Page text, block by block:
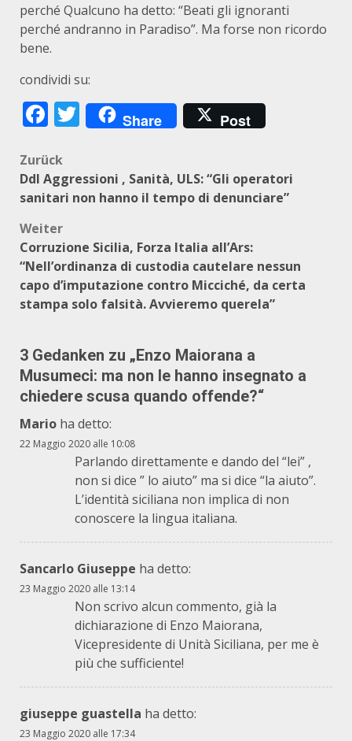
perché Qualcuno ha detto: “Beati gli ignoranti
perché andranno in Paradiso”. Ma forse non ricordo
bene.
condividi su:
Facebook
Twitter
Share Post
Beitragsnavigation
Zurück
Ddl Aggressioni , Sanità, ULS: “Gli operatori
sanitari non hanno il tempo di denunciare”
Weiter
Corruzione Sicilia, Forza Italia all’Ars:
“Nell’ordinanza di custodia cautelare nessun
capo d’imputazione contro Micciché, da certa
stampa solo falsità. Avvieremo querela”
3 Gedanken zu „Enzo Maiorana a
Musumeci: ma non le hanno insegnato a
chiedere scusa quando offende?“
Mario ha detto:
22 Maggio 2020 alle 10:08
Parlando direttamente e dando del “lei” ,
non si dice ” lo aiuto” ma si dice “la aiuto”.
L’identità siciliana non implica di non
conoscere la lingua italiana.
Sancarlo Giuseppe ha detto:
23 Maggio 2020 alle 13:14
Non scrivo alcun commento, già la
dichiarazione di Enzo Maiorana,
Vicepresidente di Unità Siciliana, per me è
più che sufficiente!
giuseppe guastella ha detto:
23 Maggio 2020 alle 17:34